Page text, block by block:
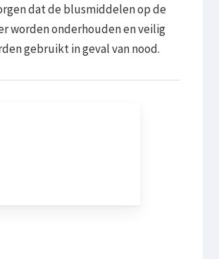
dat de blusmiddelen op de
worden onderhouden en veilig
gebruikt in geval van nood.